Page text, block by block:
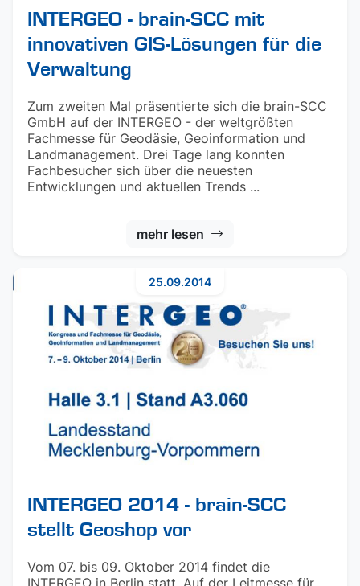
INTERGEO - brain-SCC mit
innovativen GIS-Lösungen für die
Verwaltung
Zum zweiten Mal präsentierte sich die brain-SCC
GmbH auf der INTERGEO - der weltgrößten
Fachmesse für Geodäsie, Geoinformation und
Landmanagement. Drei Tage lang konnten
Fachbesucher sich über die neuesten
Entwicklungen und aktuellen Trends ...
mehr lesen
INTERGEO 2014 - brain-SCC
stellt Geoshop vor
Vom 07. bis 09. Oktober 2014 findet die
25.09.2014